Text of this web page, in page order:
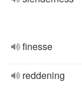
finesse
reddening